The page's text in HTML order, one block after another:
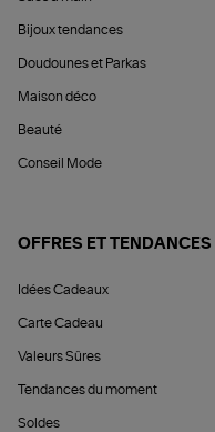
Bijoux tendances
Doudounes et Parkas
Maison déco
Beauté
Conseil Mode
OFFRES ET TENDANCES
Idées Cadeaux
Carte Cadeau
Valeurs Sûres
Tendances du moment
Soldes